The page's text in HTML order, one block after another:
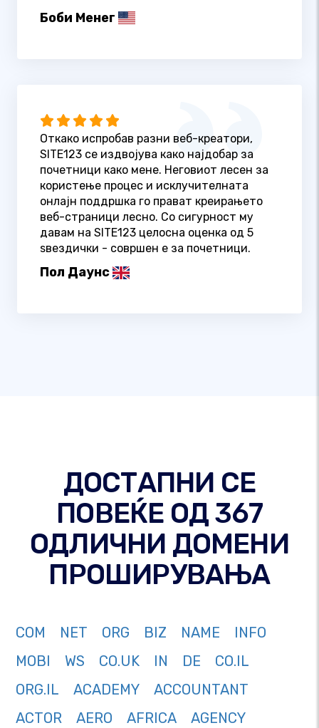
Боби Менег
Откако испробав разни веб-креатори,
SITE123 се издвојува како најдобар за
почетници како мене. Неговиот лесен за
користење процес и исклучителната
онлајн поддршка го прават креирањето
веб-страници лесно. Со сигурност му
давам на SITE123 целосна оценка од 5
ѕвездички - совршен е за почетници.
Пол Даунс
ДОСТАПНИ СЕ
ПОВЕЌЕ ОД 367
ОДЛИЧНИ ДОМЕНИ
ПРОШИРУВАЊА
COM NET ORG BIZ NAME
INFO
MOBI
WS CO.UK IN DE
CO.IL
ORG.IL
ACADEMY
ACCOUNTANT
ACTOR
AERO AFRICA
AGENCY